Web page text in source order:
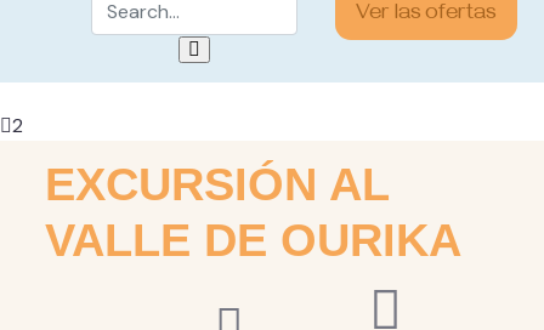
Ver las ofertas
2
EXCURSIÓN AL
VALLE DE OURIKA